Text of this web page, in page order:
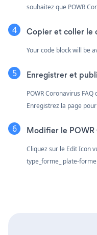
souhaitez que POWR
Copier et coller le
Your code block will be
Enregistrer et
POWR Coronavirus
Enregistrez la page
Modifier le POWR
Cliquez sur le Edit Icon
type_forme_ plate-